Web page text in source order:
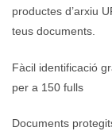
productes d’arxiu
teus documents.
Fàcil identificació
per a 150 fulls
Documents